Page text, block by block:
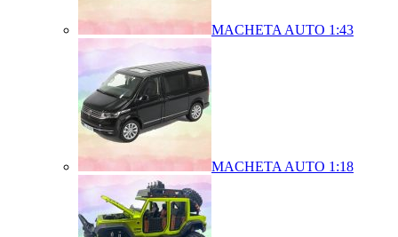
MACHETA AUTO 1:43
MACHETA AUTO 1:18